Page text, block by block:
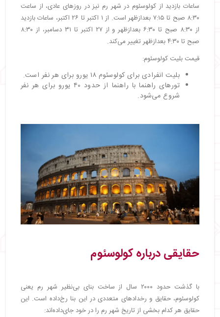
ساعات بازدید از کولوسئوم در شهر رم نیز در روزهای عادی، از ساعت
۸:۳۰ صبح تا ۷:۱۵ بعدازظهر است. از ۱ اکتبر تا ۲۶ اکتبر، ساعات بازدید
از ۸:۳۰ صبح تا ۶:۳۰ بعدازظهر و از ۲۷ اکتبر تا ۳۱ دسامبر، از ۸:۳۰
صبح تا ۴:۳۰ بعدازظهر تغییر می‌کند.
قیمت بلیت کولوسئوم:
بلیت انفرادی برای کولوسئوم ۱۸ یورو برای هر نفر است.
تورهای راهنما با راهنما از حدود ۴۰ یورو برای هر نفر
شروع می‌شود.
حقایقی درباره کولوسئوم
با گذشت حدود ۲۰۰۰ سال از ساخت بنای بی‌نظیر شهر رم یعنی
کولوسئوم، حقایق و رخدادهای متعددی در این بنا رخ‌داده است. این
حقایق هر کدام بخشی از تاریخ شهر رم را در خود جای‌داده‌اند: